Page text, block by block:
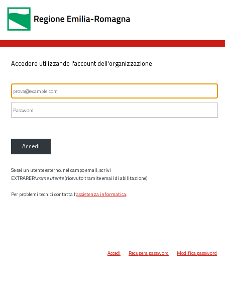
Accedere utilizzando l'account dell'organizzazione
Accedi
Se sei un utente esterno, nel campo email, scrivi
EXTRARER\nome utente(ricevuto tramite email di abilitazione)
Per problemi tecnici contatta l’assistenza informatica.
Accedi Recupera password Modifica password